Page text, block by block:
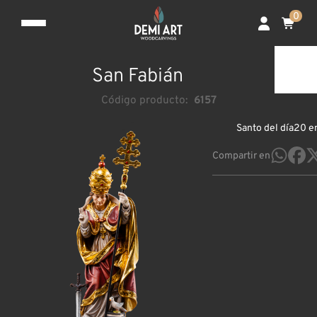
0
San Fabián
Código producto: 6157
Santo del día20
Compartir en